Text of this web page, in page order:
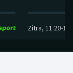
Zítra, 11:20-